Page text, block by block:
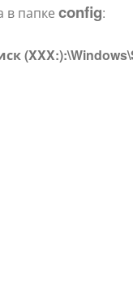
в папке config: